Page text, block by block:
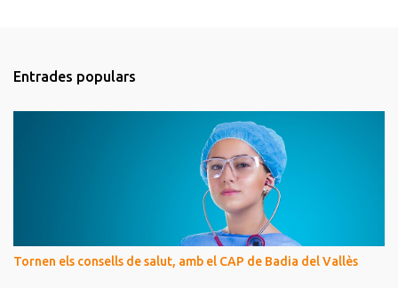
e
n
Entrades populars
Tornen els consells de salut, amb el CAP de Badia del Vallès